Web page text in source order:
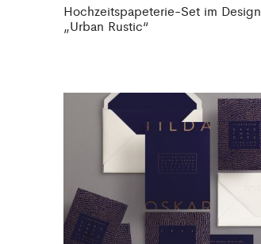
Hochzeitspapeterie-Set im Design
„Urban Rustic“